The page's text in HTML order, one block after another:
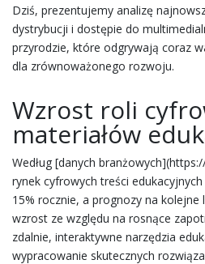
Dziś, prezentujemy analizę
dystrybucji i dostępie do
przyrodzie, które odgrywają coraz
dla zrównoważonego rozwoju.
Wzrost roli
materiałów
Według [danych
rynek cyfrowych treści
15% rocznie, a prognozy na kolejne
wzrost ze względu na rosnące
zdalnie, interaktywne narzędzia
wypracowanie skutecznych